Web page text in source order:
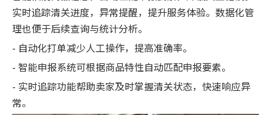
实时追踪清关进度，异常提醒，提升服务体验。数据化管
理也便于后续查询与统计分析。
- 自动化打单减少人工操作，提高准确率。
- 智能申报系统可根据商品特性自动匹配申报要素。
- 实时追踪功能帮助卖家及时掌握清关状态，快速响应异
常。